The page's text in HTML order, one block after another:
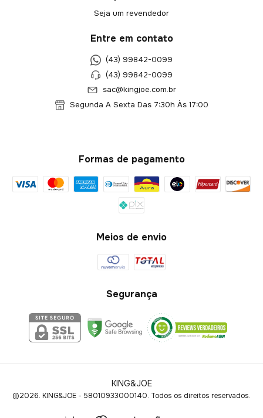
Seja um revendedor
Entre em contato
(43) 99842-0099
(43) 99842-0099
sac@kingjoe.com.br
Segunda A Sexta Das 7:30h Às 17:00
Formas de pagamento
Meios de envio
Segurança
KING&JOE
©2026. KING&JOE - 58010933000140. Todos os direitos reservados.